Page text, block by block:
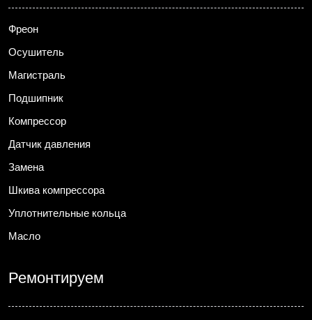
Фреон
Осушитель
Магистраль
Подшипник
Компрессор
Датчик давления
Замена
Шкива компрессора
Уплотнительные кольца
Масло
Ремонтируем